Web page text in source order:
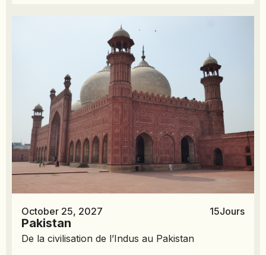
October 25, 2027 15Jours
Pakistan
De la civilisation de l’Indus au Pakistan